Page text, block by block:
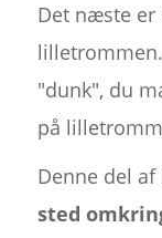
Det næste er
"dunk", du
på
Denne del
sted